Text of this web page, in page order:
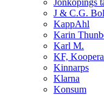
Jönköpings
J & C.G.
KappAhl
Karin
Karl M.
KF,
Kinnarps
Klarna
Konsum